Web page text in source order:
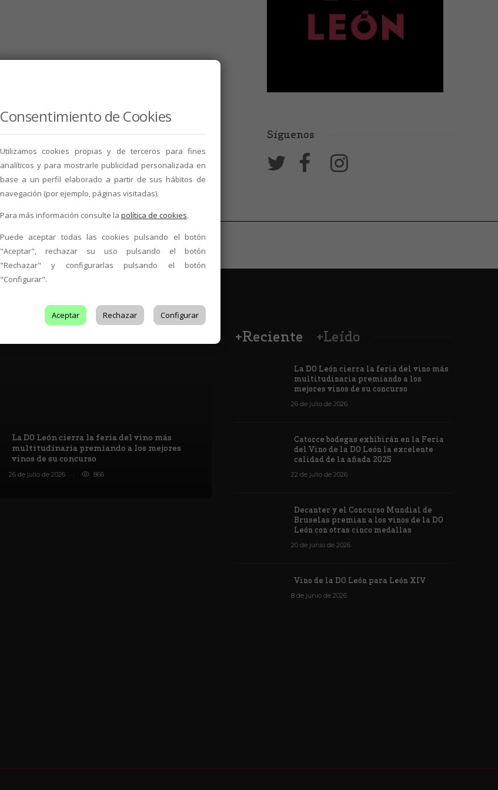
Síguenos
La DO León cierra la feria del vino más
multitudinaria premiando a los mejores
vinos de su concurso
26 de julio de 2026 866
Vino de la DO León para León XIV
1182
+Reciente +Leído
La DO León cierra la feria del vino más
multitudinaria premiando a los
mejores vinos de su concurso
26 de julio de 2026
Catorce bodegas exhibirán en la Feria
del Vino de la DO León la excelente
calidad de la añada 2025
22 de julio de 2026
Decanter y el Concurso Mundial de
Bruselas premian a los vinos de la DO
León con otras cinco medallas
20 de junio de 2026
Vino de la DO León para León XIV
8 de junio de 2026
Consentimiento de Cookies
Utilizamos cookies propias y de terceros para fines
analíticos y para mostrarle publicidad personalizada en
base a un perfil elaborado a partir de sus hábitos de
navegación (por ejemplo, páginas visitadas).
Para más información consulte la política de cookies.
Puede aceptar todas las cookies pulsando el botón
"Aceptar", rechazar su uso pulsando el botón
"Rechazar" y configurarlas pulsando el botón
"Configurar".
Aceptar Rechazar Configurar